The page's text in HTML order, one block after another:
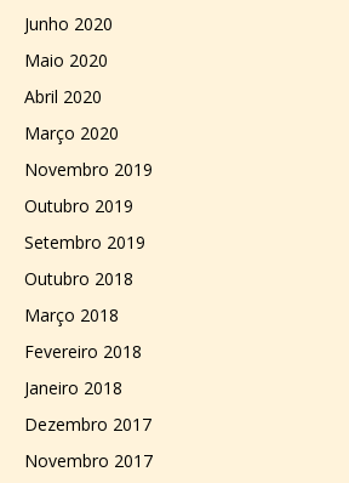
Junho 2020
Maio 2020
Abril 2020
Março 2020
Novembro 2019
Outubro 2019
Setembro 2019
Outubro 2018
Março 2018
Fevereiro 2018
Janeiro 2018
Dezembro 2017
Novembro 2017